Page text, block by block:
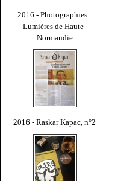
2016 - Photographies :
Lumières de Haute-
Normandie
2016 - Raskar Kapac, n°2